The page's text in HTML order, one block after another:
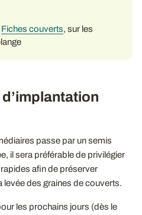
Fiches couverts, sur les
passe par un semis
il sera préférable de privilégier
afin de préserver
levée des graines de couverts.
les prochains jours (dès le